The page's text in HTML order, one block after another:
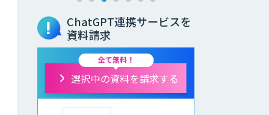
ChatGPT連携サービスを
資料請求
全て無料！
選択中の資料を請求する